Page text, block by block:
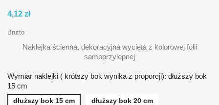
4,12 zł
Brutto
Naklejka ścienna, dekoracyjna wycięta z kolorowej folii
samoprzylepnej
Wymiar naklejki ( krótszy bok wynika z proporcji): dłuższy bok
15 cm
dłuższy bok 15 cm dłuższy bok 20 cm